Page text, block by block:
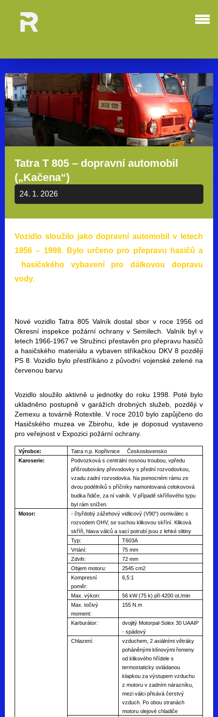
Tatra T 805 – dopravní automobil
(„Kačena“)
24. 1. 2026
Vozidlo sloužilo jako dopravní automobil v letech
1956 – 1998. Bylo určeno pro přepravu hasičů a
hasičského vybavení pro dálkovou dopravu
vody.
Nové vozidlo Tatra 805 Valník dostal sbor v roce 1956 od
Okresní inspekce požární ochrany v Semilech. Valník byl v
letech 1966-1967 ve Stružinci přestavěn pro přepravu hasičů
a hasičského materiálu a vybaven stříkačkou DKV 8 později
PS 8. Vozidlo bylo přestříkáno z původní vojenské zelené na
červenou barvu
Vozidlo sloužilo aktivně u jednotky do roku 1998. Poté bylo
ukladněno postupně v garážích drobných služeb, později v
Zemexu a továrně Rotextile. V roce 2010 bylo zapůjčeno do
Hasičského muzea ve Zbirohu, kde je doposud vystaveno
pro veřejnost v Expozici požární ochrany.
Výrobce:
Tatra n.p. Kopřivnice Československo
Karoserie:
Podvozková s centrální nosnou troubou, vpředu
přišroubovány převodovky s přední rozvodovkou,
vzadu zadní rozvodovka. Na pomocném rámu ze
dvou podélníků s příčníky namontovaná celokovová
budka řidiče, za ní valník. V případě skříňového typu
byl rám snížen.
Motor:
- čtyřdobý zážehový vidlicový (V90°) osmiválec s
rozvodem OHV, se suchou klikovou skříní. Kliková
skříň, hlava válců a sací potrubí jsou z lehké slitiny
Typ:
T603A
Vrtání:
75 mm
Zdvih:
72 mm
Objem motoru:
2545 cm2
Kompresní
poměr:
6,5:1
Max. výkon:
56 kW (75 k) při 4200 ot./min
Max. točivý
moment:
155 N.m
Karburátor:
dvojitý Motorpal-Solex 30 UAAIP
- spádový
Chlazení:
vzduchem, 2 axiálními větráky
poháněnými klínovými řemeny
od klikového hřídele s
termostaticky ovládanou
klapkou za výstupem vzduchu
z motoru v zadním nárazníku,
mezi válci přisává čerstvý
vzduch. Po obou stranách
motoru olejové chladiče